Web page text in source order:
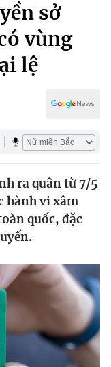
sở
vùng
lệ
ra quân từ 7/5
hành vi xâm
quốc, đặc